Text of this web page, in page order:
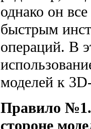
однако он
быстрым
операций. В
моделей к
Правило №1.
стороне